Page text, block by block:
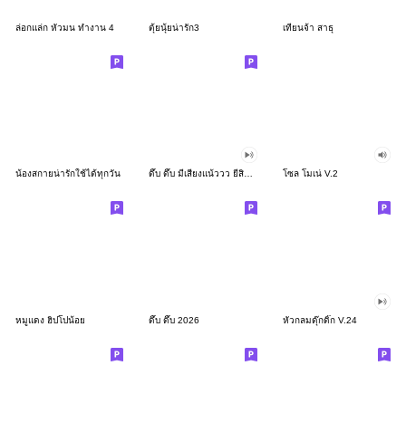
ล่อกแล่ก หัวมน ทำงาน 4 ตุ้ยนุ้ยน่ารัก3 เทียนจ้า สาธุ
น้องสกายน่ารักใช้ได้ทุกวัน ดึ๊บ ดึ๊บ มีเสียงแน้ววว ยี่สิบสอง โซล โมเน่ V.2
หมูแดง ฮิปโปน้อย ดึ๊บ ดึ๊บ 2026 หัวกลมดุ๊กดิ๊ก V.24